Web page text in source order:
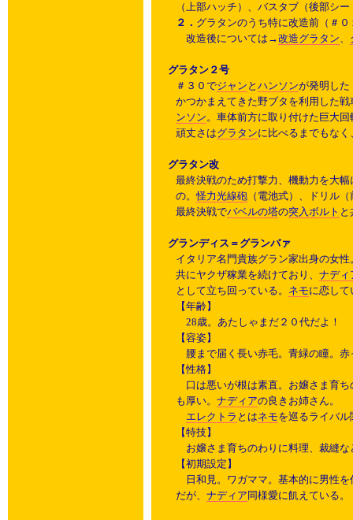
（上部ハッチ）、バスタブ（後部シ
２． グラタンのうち特に改造前（＃
改造後については→改造グラタン、
グラタン２号
＃３０でジャン と ハンソンが発明した
かつかまえてきた野ブタを利用した
ンソン。車体前方に取り付けた巨大
頑丈さはグラタンに比べるまでもなく
グラタン改
最終決戦のため打撃力、機動力を大幅
の。怪力光線砲 （電池式）、ドリル
最終決戦でバベルの塔の突入ボルト
グランディス＝グランバァ
イタリア名門貴族グラン家出身の女性
共にヤクザ稼業を続けており、 ナディ
として立ち回っている。 ネモに恋し
【年齢】
28歳。あたしゃまだ２０代だよ！
【容姿】
腰まで届く長い赤毛。青緑の瞳。
【性格】
口は悪いが根は素直。お嬢さま育ち
も厚い。 ナディアの良きお姉さん。
エレクトラ とはネモを巡るライバ
【特技】
お嬢さま育ちのわりに料理、裁縫
【初期設定】
日和見。ワガママ。基本的に男性を
だが、 ナディア 同様愛に飢えている。